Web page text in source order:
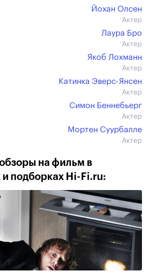
Йохан Олсен
Актер
Лаура Бро
Актер
Якоб Лохманн
Актер
Катинка Эверс-Янсен
Актер
Симон Беннебьерг
Актер
Мортен Суурбалле
Актер
на фильм в
и подборках Hi-Fi.ru: